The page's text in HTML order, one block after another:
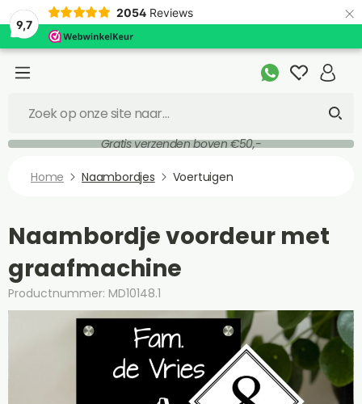
9,7
2054 Reviews ×
Gratis verzenden boven €50,-
Home Naambordjes Voertuigen
Naambordje voordeur met
graafmachine
Productnummer: MD10148.1